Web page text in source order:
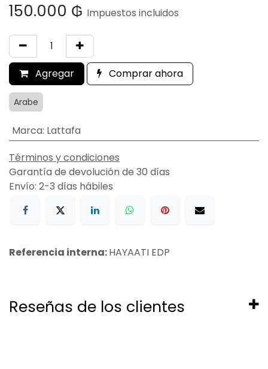
150.000 ₲ Impuestos incluidos
Agregar Comprar ahora
Arabe
Marca: Lattafa
Términos y condiciones
Garantía de devolución de 30 días
Envío: 2-3 días hábiles
Referencia interna:HAYAATI EDP
Reseñas de los clientes